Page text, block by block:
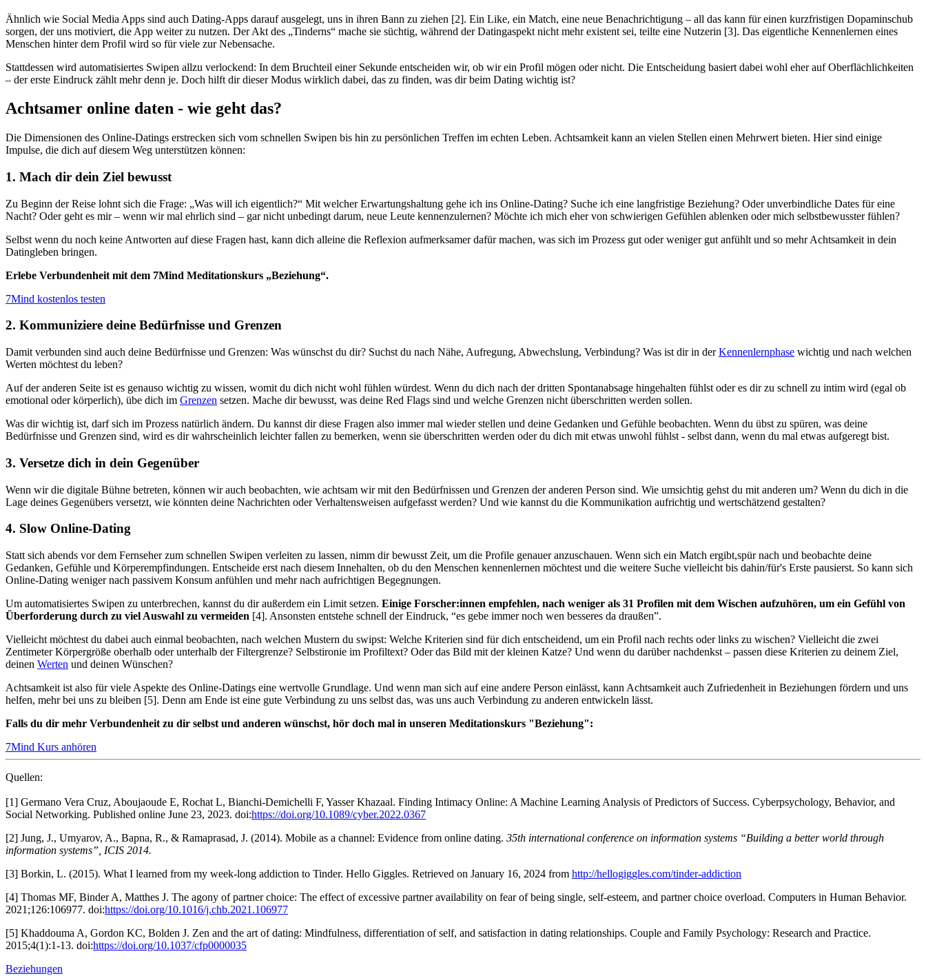
Ähnlich wie Social Media Apps sind auch Dating-Apps darauf ausgelegt, uns in ihren Bann zu ziehen [2]. Ein Like, ein Match, eine neue Benachrichtigung – all das kann für einen kurzfristigen Dopaminschub
sorgen, der uns motiviert, die App weiter zu nutzen. Der Akt des „Tinderns“ mache sie süchtig, während der Datingaspekt nicht mehr existent sei, teilte eine Nutzerin [3]. Das eigentliche Kennenlernen eines
Menschen hinter dem Profil wird so für viele zur Nebensache.
Stattdessen wird automatisiertes Swipen allzu verlockend: In dem Bruchteil einer Sekunde entscheiden wir, ob wir ein Profil mögen oder nicht. Die Entscheidung basiert dabei wohl eher auf Oberflächlichkeiten
– der erste Eindruck zählt mehr denn je. Doch hilft dir dieser Modus wirklich dabei, das zu finden, was dir beim Dating wichtig ist?
Achtsamer online daten - wie geht das?
Die Dimensionen des Online-Datings erstrecken sich vom schnellen Swipen bis hin zu persönlichen Treffen im echten Leben. Achtsamkeit kann an vielen Stellen einen Mehrwert bieten. Hier sind einige
Impulse, die dich auf diesem Weg unterstützen können:
1. Mach dir dein Ziel bewusst
Zu Beginn der Reise lohnt sich die Frage: „Was will ich eigentlich?“ Mit welcher Erwartungshaltung gehe ich ins Online-Dating? Suche ich eine langfristige Beziehung? Oder unverbindliche Dates für eine
Nacht? Oder geht es mir – wenn wir mal ehrlich sind – gar nicht unbedingt darum, neue Leute kennenzulernen? Möchte ich mich eher von schwierigen Gefühlen ablenken oder mich selbstbewusster fühlen?
Selbst wenn du noch keine Antworten auf diese Fragen hast, kann dich alleine die Reflexion aufmerksamer dafür machen, was sich im Prozess gut oder weniger gut anfühlt und so mehr Achtsamkeit in dein
Datingleben bringen.
Erlebe Verbundenheit mit dem 7Mind Meditationskurs „Beziehung“.
7Mind kostenlos testen
2. Kommuniziere deine Bedürfnisse und Grenzen
Damit verbunden sind auch deine Bedürfnisse und Grenzen: Was wünschst du dir? Suchst du nach Nähe, Aufregung, Abwechslung, Verbindung? Was ist dir in derKennenlernphase wichtig und nach welchen
Werten möchtest du leben?
Auf der anderen Seite ist es genauso wichtig zu wissen, womit du dich nicht wohl fühlen würdest. Wenn du dich nach der dritten Spontanabsage hingehalten fühlst oder es dir zu schnell zu intim wird (egal ob
emotional oder körperlich), übe dich im Grenzen setzen. Mache dir bewusst, was deine Red Flags sind und welche Grenzen nicht überschritten werden sollen.
Was dir wichtig ist, darf sich im Prozess natürlich ändern. Du kannst dir diese Fragen also immer mal wieder stellen und deine Gedanken und Gefühle beobachten. Wenn du übst zu spüren, was deine
Bedürfnisse und Grenzen sind, wird es dir wahrscheinlich leichter fallen zu bemerken, wenn sie überschritten werden oder du dich mit etwas unwohl fühlst - selbst dann, wenn du mal etwas aufgeregt bist.
3. Versetze dich in dein Gegenüber
Wenn wir die digitale Bühne betreten, können wir auch beobachten, wie achtsam wir mit den Bedürfnissen und Grenzen der anderen Person sind. Wie umsichtig gehst du mit anderen um? Wenn du dich in die
Lage deines Gegenübers versetzt, wie könnten deine Nachrichten oder Verhaltensweisen aufgefasst werden? Und wie kannst du die Kommunikation aufrichtig und wertschätzend gestalten?
4. Slow Online-Dating
Statt sich abends vor dem Fernseher zum schnellen Swipen verleiten zu lassen, nimm dir bewusst Zeit, um die Profile genauer anzuschauen. Wenn sich ein Match ergibt,spür nach und beobachte deine
Gedanken, Gefühle und Körperempfindungen. Entscheide erst nach diesem Innehalten, ob du den Menschen kennenlernen möchtest und die weitere Suche vielleicht bis dahin/für's Erste pausierst. So kann sich
Online-Dating weniger nach passivem Konsum anfühlen und mehr nach aufrichtigen Begegnungen.
Um automatisiertes Swipen zu unterbrechen, kannst du dir außerdem ein Limit setzen. Einige Forscher:innen empfehlen, nach weniger als 31 Profilen mit dem Wischen aufzuhören, um ein Gefühl von
Überforderung durch zu viel Auswahl zu vermeiden [4]. Ansonsten entstehe schnell der Eindruck, “es gebe immer noch wen besseres da draußen”.
Vielleicht möchtest du dabei auch einmal beobachten, nach welchen Mustern du swipst: Welche Kriterien sind für dich entscheidend, um ein Profil nach rechts oder links zu wischen? Vielleicht die zwei
Zentimeter Körpergröße oberhalb oder unterhalb der Filtergrenze? Selbstironie im Profiltext? Oder das Bild mit der kleinen Katze? Und wenn du darüber nachdenkst – passen diese Kriterien zu deinem Ziel,
deinen Werten und deinen Wünschen?
Achtsamkeit ist also für viele Aspekte des Online-Datings eine wertvolle Grundlage. Und wenn man sich auf eine andere Person einlässt, kann Achtsamkeit auch Zufriedenheit in Beziehungen fördern und uns
helfen, mehr bei uns zu bleiben [5]. Denn am Ende ist eine gute Verbindung zu uns selbst das, was uns auch Verbindung zu anderen entwickeln lässt.
Falls du dir mehr Verbundenheit zu dir selbst und anderen wünschst, hör doch mal in unseren Meditationskurs "Beziehung":
7Mind Kurs anhören
Quellen:
[1] Germano Vera Cruz, Aboujaoude E, Rochat L, Bianchi-Demichelli F, Yasser Khazaal. Finding Intimacy Online: A Machine Learning Analysis of Predictors of Success. Cyberpsychology, Behavior, and
Social Networking. Published online June 23, 2023. doi:https://doi.org/10.1089/cyber.2022.0367
[2] Jung, J., Umyarov, A., Bapna, R., & Ramaprasad, J. (2014). Mobile as a channel: Evidence from online dating. 35th international conference on information systems “Building a better world through
information systems”, ICIS 2014.
[3] Borkin, L. (2015). What I learned from my week-long addiction to Tinder. Hello Giggles. Retrieved on January 16, 2024 from http://hellogiggles.com/tinder-addiction
[4] Thomas MF, Binder A, Matthes J. The agony of partner choice: The effect of excessive partner availability on fear of being single, self-esteem, and partner choice overload. Computers in Human Behavior.
2021;126:106977. doi:https://doi.org/10.1016/j.chb.2021.106977
[5] Khaddouma A, Gordon KC, Bolden J. Zen and the art of dating: Mindfulness, differentiation of self, and satisfaction in dating relationships. Couple and Family Psychology: Research and Practice.
2015;4(1):1-13. doi:https://doi.org/10.1037/cfp0000035
Beziehungen